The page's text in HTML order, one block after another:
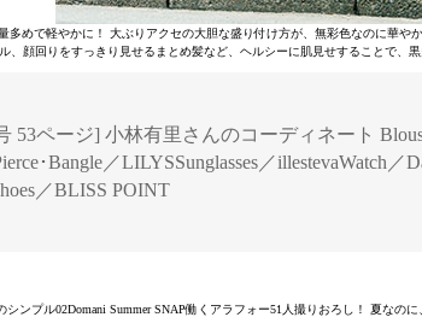
多めで軽やかに！ 大ぶりアクセの大胆な盛り付け方が、無彩色なのに華や
、顔回りをすっきり見せるまとめ髪など、ヘルシーに肌見せすることで、黒
53ページ] 小林有里さんのコーディネート
･Bangle／LILYSSunglasses／illestevaWatch／
／BLISS POINT
シンプル02Domani Summer SNAP働くアラフォー51人撮りおろし！ 夏なの